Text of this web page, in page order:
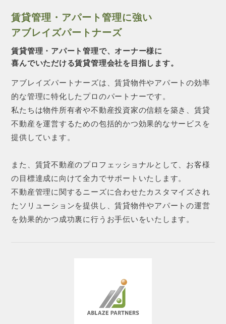
賃貸管理・アパート管理に強い
アブレイズパートナーズ
賃貸管理・アパート管理で、オーナー様に
喜んでいただける賃貸管理会社を目指します。
アブレイズパートナーズは、賃貸物件やアパートの効率
的な管理に特化したプロのパートナーです。
私たちは物件所有者や不動産投資家の信頼を築き、賃貸
不動産を運営するための包括的かつ効果的なサービスを
提供しています。
また、賃貸不動産のプロフェッショナルとして、お客様
の目標達成に向けて全力でサポートいたします。
不動産管理に関するニーズに合わせたカスタマイズされ
たソリューションを提供し、賃貸物件やアパートの運営
を効果的かつ成功裏に行うお手伝いをいたします。